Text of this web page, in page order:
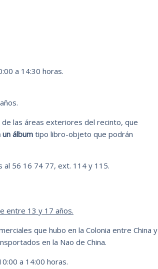
a 14:30 horas.
de las áreas exteriores del recinto, que
un álbumtipo libro-objeto que podrán
al 56 16 74 77, ext. 114 y 115.
entre 13 y 17 años.
que hubo en la Colonia entre China y
en la Nao de China.
a 14:00 horas.